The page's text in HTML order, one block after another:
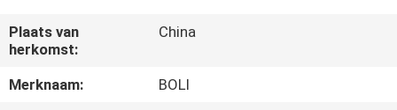
OVER
ONS
Plaats van
herkomst:
China
Merknaam:
BOLI